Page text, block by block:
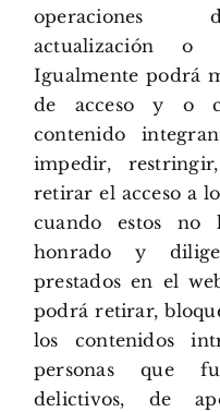
operaciones
actualización o
Igualmente podrá
de acceso y o
contenido
impedir,
retirar el acceso a
cuando estos no
honrado y
prestados en el
podrá retirar,
los contenidos
personas que
delictivos, de